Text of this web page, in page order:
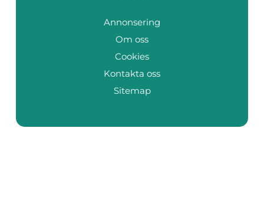
Annonsering
Om oss
Cookies
Kontakta oss
Sitemap